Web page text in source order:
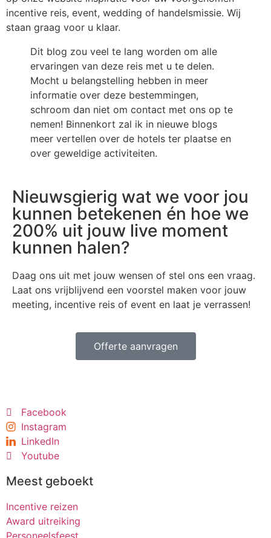
incentive reis, event, wedding of handelsmissie. Wij
staan graag voor u klaar.
Dit blog zou veel te lang worden om alle
ervaringen van deze reis met u te delen.
Mocht u belangstelling hebben in meer
informatie over deze bestemmingen,
schroom dan niet om contact met ons op te
nemen! Binnenkort zal ik in nieuwe blogs
meer vertellen over de hotels ter plaatse en
over geweldige activiteiten.
Nieuwsgierig wat we voor jou
kunnen betekenen én hoe we
200% uit jouw live moment
kunnen halen?
Daag ons uit met jouw wensen of stel ons een vraag.
Laat ons vrijblijvend een voorstel maken voor jouw
meeting, incentive reis of event en laat je verrassen!
Offerte aanvragen
Facebook
Instagram
LinkedIn
Youtube
Meest geboekt
Incentive reizen
Award uitreiking
Personeelsfeest